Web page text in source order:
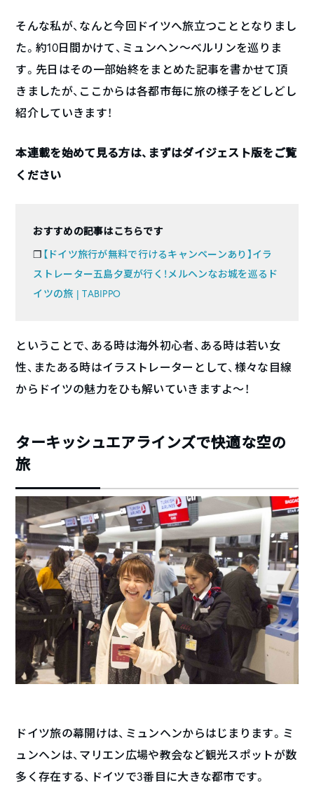
そんな私が、なんと今回ドイツへ旅立つこととなりまし
た。約10日間かけて、ミュンヘン〜ベルリンを巡りま
す。先日はその一部始終をまとめた記事を書かせて頂
きましたが、ここからは各都市毎に旅の様子をどしどし
紹介していきます！
本連載を始めて見る方は、まずはダイジェスト版をご覧
ください
おすすめの記事はこちらです
❐ 【ドイツ旅行が無料で行けるキャンペーンあり】イラ
ストレーター五島夕夏が行く！メルヘンなお城を巡るド
イツの旅 | TABIPPO
ということで、ある時は海外初心者、ある時は若い女
性、またある時はイラストレーターとして、様々な目線
からドイツの魅力をひも解いていきますよ〜！
ターキッシュエアラインズで快適な空の
旅
ドイツ旅の幕開けは、ミュンヘンからはじまります。ミ
ュンヘンは、マリエン広場や教会など観光スポットが数
多く存在する、ドイツで3番目に大きな都市です。